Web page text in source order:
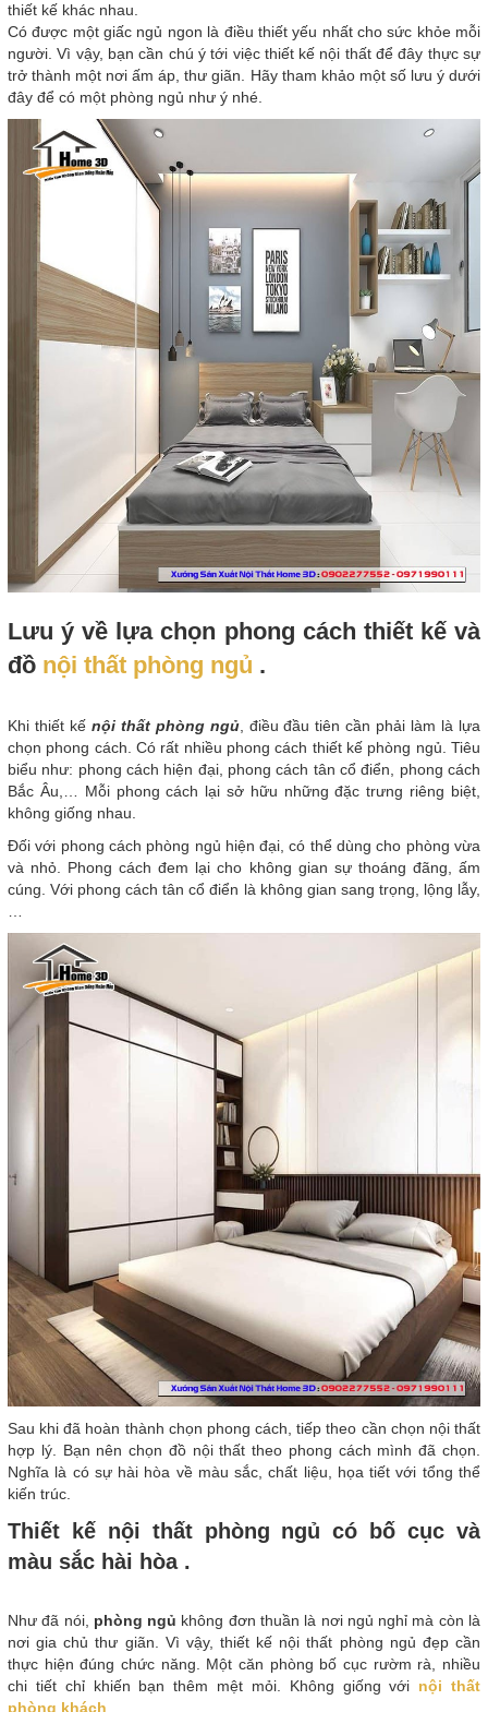
thiết kế khác nhau.
Có được một giấc ngủ ngon là điều thiết yếu nhất cho sức khỏe mỗi
người. Vì vậy, bạn cần chú ý tới việc thiết kế nội thất để đây thực sự
trở thành một nơi ấm áp, thư giãn. Hãy tham khảo một số lưu ý dưới
đây để có một phòng ngủ như ý nhé.
Lưu ý về lựa chọn phong cách thiết kế và
đồ nội thất phòng ngủ .
Khi thiết kế nội thất phòng ngủ, điều đầu tiên cần phải làm là lựa
chọn phong cách. Có rất nhiều phong cách thiết kế phòng ngủ. Tiêu
biểu như: phong cách hiện đại, phong cách tân cổ điển, phong cách
Bắc Âu,… Mỗi phong cách lại sở hữu những đặc trưng riêng biệt,
không giống nhau.
Đối với phong cách phòng ngủ hiện đại, có thể dùng cho phòng vừa
và nhỏ. Phong cách đem lại cho không gian sự thoáng đãng, ấm
cúng. Với phong cách tân cổ điển là không gian sang trọng, lộng lẫy,
Sau khi đã hoàn thành chọn phong cách, tiếp theo cần chọn nội thất
hợp lý. Bạn nên chọn đồ nội thất theo phong cách mình đã chọn.
Nghĩa là có sự hài hòa về màu sắc, chất liệu, họa tiết với tổng thể
kiến trúc.
Thiết kế nội thất phòng ngủ có bố cục và
màu sắc hài hòa .
Như đã nói, phòng ngủ không đơn thuần là nơi ngủ nghỉ mà còn là
nơi gia chủ thư giãn. Vì vậy, thiết kế nội thất phòng ngủ đẹp cần
thực hiện đúng chức năng. Một căn phòng bố cục rườm rà, nhiều
chi tiết chỉ khiến bạn thêm mệt mỏi. Không giống với nội thất
phòng khách